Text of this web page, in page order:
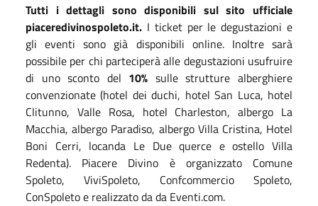
Tutti i dettagli sono disponibili sul sito ufficiale
piaceredivinospoleto.it. I ticket per le degustazioni e
gli eventi sono già disponibili online. Inoltre sarà
possibile per chi parteciperà alle degustazioni usufruire
di uno sconto del 10% sulle strutture alberghiere
convenzionate (hotel dei duchi, hotel San Luca, hotel
Clitunno, Valle Rosa, hotel Charleston, albergo La
Macchia, albergo Paradiso, albergo Villa Cristina, Hotel
Boni Cerri, locanda Le Due querce e ostello Villa
Redenta). Piacere Divino è organizzato Comune
Spoleto, ViviSpoleto, Confcommercio Spoleto,
ConSpoleto e realizzato da da Eventi.com.